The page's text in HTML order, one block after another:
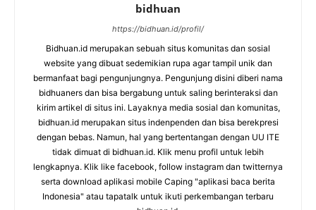
bidhuan
https://bidhuan.id/profil/
Bidhuan.id merupakan sebuah situs komunitas dan sosial
website yang dibuat sedemikian rupa agar tampil unik dan
bermanfaat bagi pengunjungnya. Pengunjung disini diberi nama
bidhuaners dan bisa bergabung untuk saling berinteraksi dan
kirim artikel di situs ini. Layaknya media sosial dan komunitas,
bidhuan.id merupakan situs indenpenden dan bisa berekpresi
dengan bebas. Namun, hal yang bertentangan dengan UU ITE
tidak dimuat di bidhuan.id. Klik menu profil untuk lebih
lengkapnya. Klik like facebook, follow instagram dan twitternya
serta download aplikasi mobile Caping "aplikasi baca berita
Indonesia" atau tapatalk untuk ikuti perkembangan terbaru